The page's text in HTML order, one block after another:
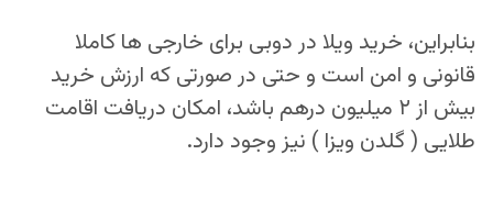
بنابراین، خرید ویلا در دوبی برای خارجی‌ ها کاملا
قانونی و امن است و حتی در صورتی که ارزش خرید
بیش از ۲ میلیون درهم باشد، امکان دریافت اقامت
طلایی ( گلدن ویزا ) نیز وجود دارد.